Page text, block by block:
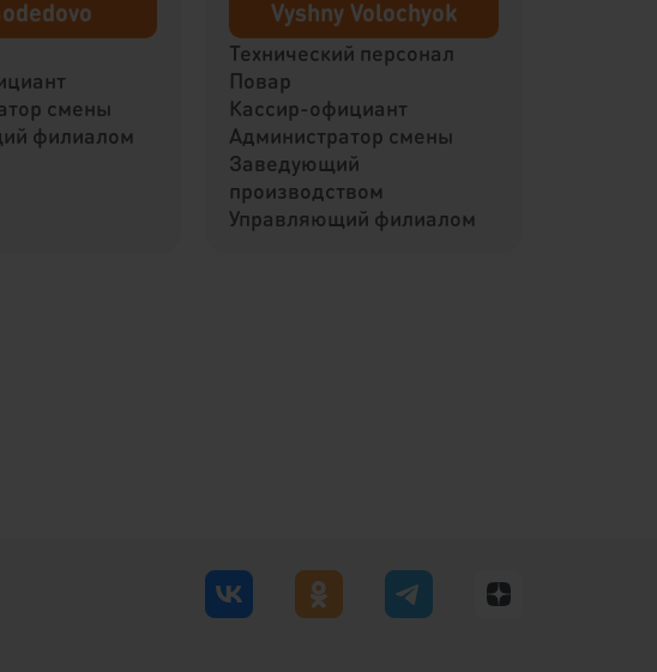
смены
филиалом
Vyshny Volochyok
Технический персонал
Повар
Кассир-официант
Администратор смены
Заведующий
производством
Управляющий филиалом